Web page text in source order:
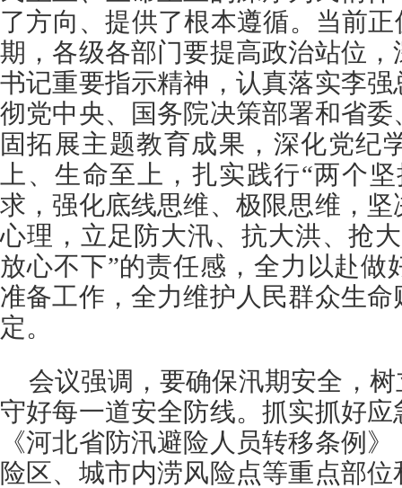
了方向、提供了根本遵循。当前
期，各级各部门要提高政治站位
书记重要指示精神，认真落实李
彻党中央、国务院决策部署和省
固拓展主题教育成果，深化党纪
上、生命至上，扎实践行“两个
求，强化底线思维、极限思维，
心理，立足防大汛、抗大洪、抢
放心不下”的责任感，全力以赴做
准备工作，全力维护人民群众生
定。
会议强调，要确保汛期安全，
守好每一道安全防线。抓实抓好
《河北省防汛避险人员转移条例
险区、城市内涝风险点等重点部